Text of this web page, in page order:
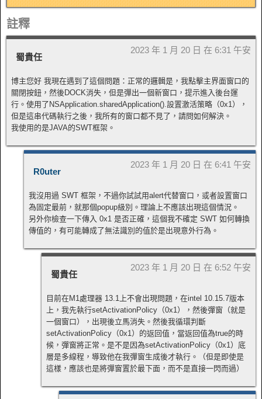
註釋
蜀貴任
2023 年 1 月 20 日 在 6:31 午安
博主您好 我現在遇到了這個問題：正常的邏輯是，我點擊主界面窗口的
關閉按鈕，然後DOCK消失，但是彈出一個新窗口，提示進入後台運
行。使用了NSApplication.sharedApplication().設置激活策略（0x1），
但是這串代碼執行之後，我所有的窗口都不見了，請問如何解決。
我使用的是JAVA的SWT框架。
R0uter
2023 年 1 月 20 日 在 6:41 午安
我沒用過 SWT 框架，不過你試試用alert代替窗口，或者設置窗口
為固定最前，就那個popup級別。理論上不應該出現這個情況。
另外你檢查一下傳入 0x1 是否正確，這個我不確定 SWT 如何轉換
傳值的，有可能轉成了無法識別的值於是出現意外行為。
蜀貴任
2023 年 1 月 20 日 在 6:52 午安
目前在M1處理器 13.1上不會出現問題，在intel 10.15.7版本
上，我先執行setActivationPolicy（0x1），然後彈窗（就是
一個窗口），出現後立馬消失。然後我循環判斷
setActivationPolicy（0x1）的返回值，當返回值為true的時
候，彈窗將正常。是不是因為setActivationPolicy（0x1）底
層是多線程，導致他在我彈窗生成後才執行。（但是即使是
這樣，應該也是將彈窗置於最下面，而不是直接一閃而過）